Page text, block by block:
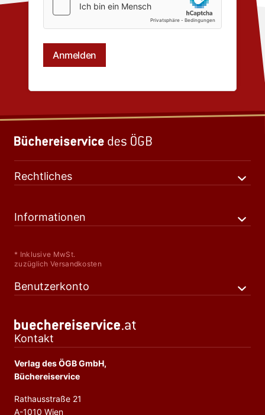
Rechtliches
Informationen
* Inklusive MwSt.
zuzüglich Versandkosten
Benutzerkonto
Kontakt
Verlag des ÖGB GmbH,
Büchereiservice
Rathausstraße 21
A-1010 Wien